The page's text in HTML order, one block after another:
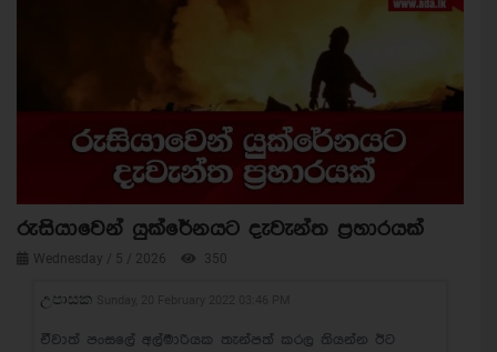
රුසියාවෙන් යුක්රේනයට දැවැන්ත ප්‍රහාරයක්
Wednesday / 5 / 2026 350
උපාසක
ඒවාත් පංසලේ අල්මාරියක තැන්පත් කරල තියන්න ඊට